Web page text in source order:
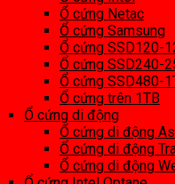
Ổ cứng Netac
Ổ cứng Samsung
Ổ cứng SSD120-
Ổ cứng SSD240-
Ổ cứng SSD480-
Ổ cứng trên 1TB
Ổ cứng di động
Ổ cứng di động
Ổ cứng di động
Ổ cứng di động